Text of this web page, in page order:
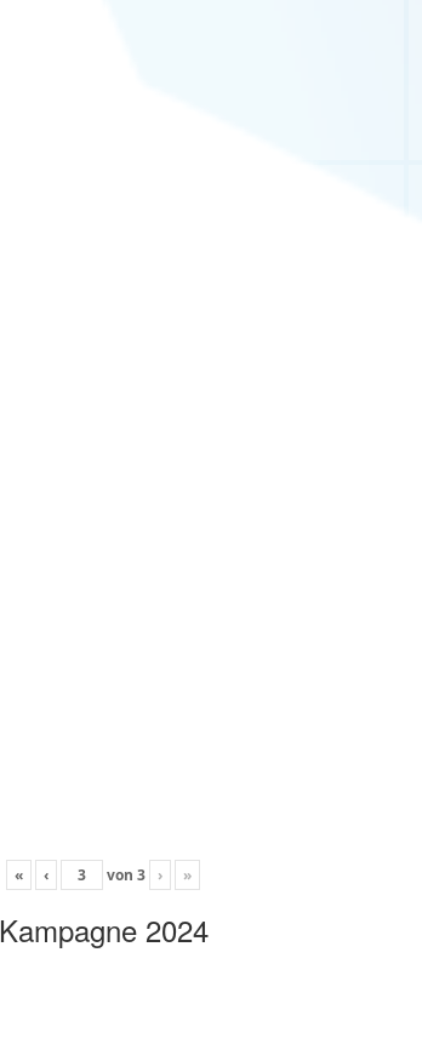
« ‹ von 3 › »
Kampagne 2024